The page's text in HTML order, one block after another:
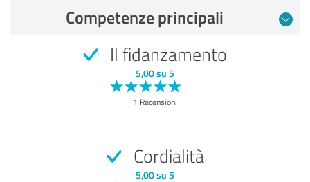
Raccomandazione
Competenze principali
Il fidanzamento
5,00 su 5
1 Recensioni
Cordialità
5,00 su 5